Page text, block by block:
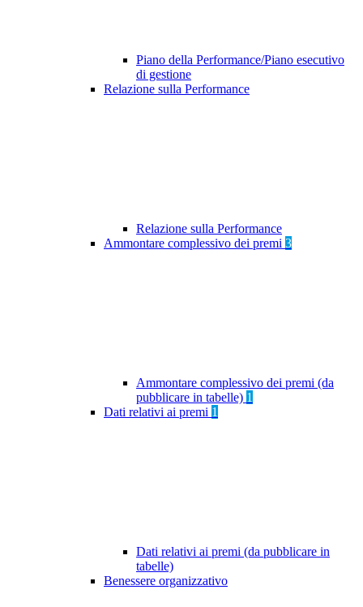
Piano della Performance/Piano esecutivo
di gestione
Relazione sulla Performance
Relazione sulla Performance
Ammontare complessivo dei premi 3
Ammontare complessivo dei premi (da
pubblicare in tabelle) 1
Dati relativi ai premi 1
Dati relativi ai premi (da pubblicare in
tabelle)
Benessere organizzativo